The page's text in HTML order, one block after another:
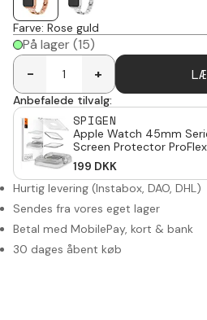
Farve: Rose guld
På lager(15)
-
+
Anbefalede tilvalg:
SPIGEN
Apple Watch 45mm
Screen Protector
Fit (2-pack)
199 DKK
Hurtig levering (Instabox, DAO, DHL)
Sendes fra vores eget lager
Betal med MobilePay, kort & bank
30 dages åbent køb